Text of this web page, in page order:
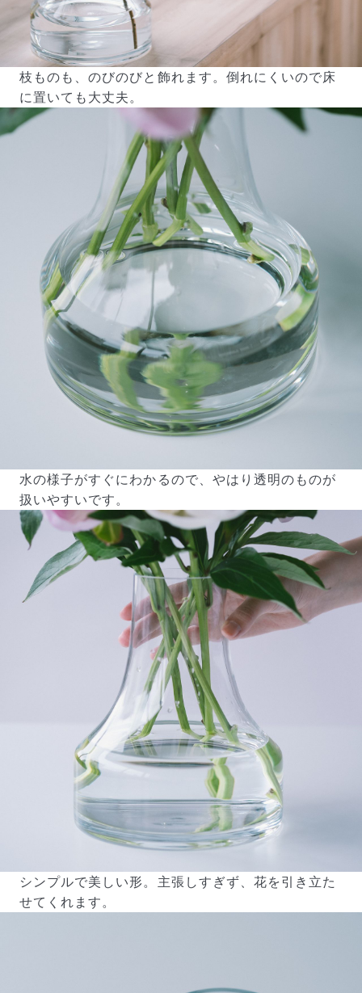
枝ものも、のびのびと飾れます。倒れにくいので床
に置いても大丈夫。
水の様子がすぐにわかるので、やはり透明のものが
扱いやすいです。
シンプルで美しい形。主張しすぎず、花を引き立た
せてくれます。